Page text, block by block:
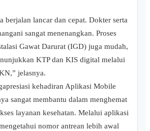
berjalan lancar dan cepat. Dokter serta
sangat menenangkan. Proses
Gawat Darurat (IGD) juga mudah,
KTP dan KIS digital melalui
jelasnya.
kehadiran Aplikasi Mobile
sangat membantu dalam menghemat
layanan kesehatan. Melalui aplikasi
nomor antrean lebih awal